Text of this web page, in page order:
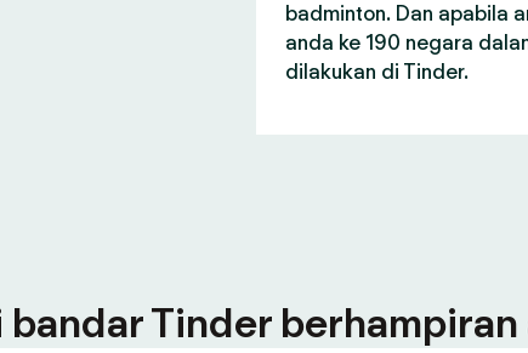
badminton. Dan apabila
anda ke 190 negara
dilakukan di Tinder.
Tinder berhampiran